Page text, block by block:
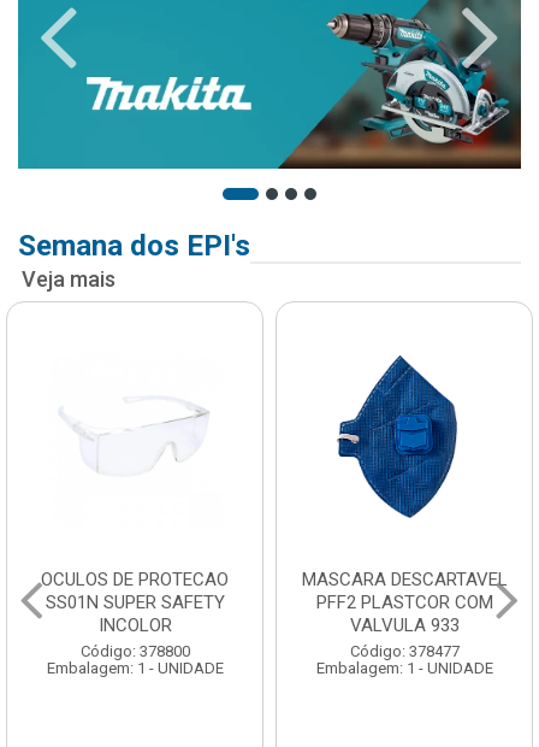
Semana dos EPI's
Veja mais
OCULOS DE PROTECAO
SS01N SUPER SAFETY
INCOLOR
Código: 378800
Embalagem: 1 - UNIDADE
MASCARA DESCARTAVEL
PFF2 PLASTCOR COM
VALVULA 933
Código: 378477
Embalagem: 1 - UNIDADE